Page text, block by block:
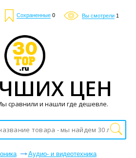
Сохраненные 0 Вы смотрели 1
Аудио- и видеотехника
ЦЕН
сравнили и нашли где дешевле.